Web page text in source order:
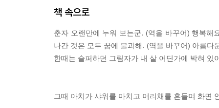
책 속으로
춘자 오랜만에 누워 보는군. (역을 바꾸어) 행복
나간 것은 모두 꿈에 불과해. (역을 바꾸어) 아름
한때는 슬퍼하던 그림자가 내 살 어딘가에 박혀 있
그때 아치가 샤워를 마치고 머리채를 흔들며 화면